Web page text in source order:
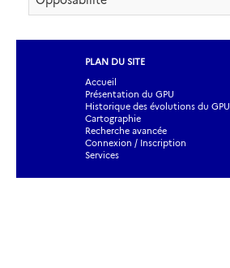
PLAN DU SITE
Accueil
Présentation du GPU
Historique des évolutions du GPU
Cartographie
Recherche avancée
Connexion / Inscription
Services